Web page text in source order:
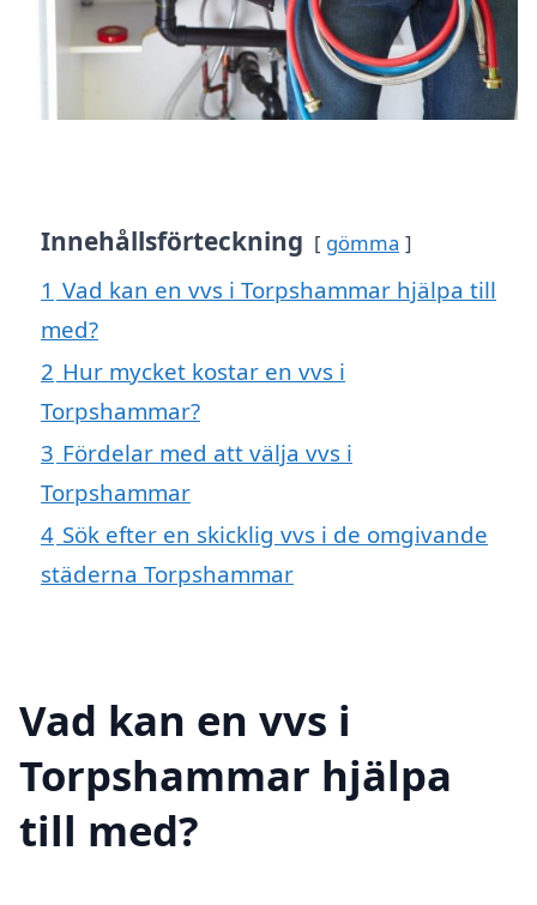
Innehållsförteckning gömma
1 Vad kan en vvs i Torpshammar hjälpa till
med?
2 Hur mycket kostar en vvs i
Torpshammar?
3 Fördelar med att välja vvs i
Torpshammar
4 Sök efter en skicklig vvs i de omgivande
städerna Torpshammar
Vad kan en vvs i
Torpshammar hjälpa
till med?